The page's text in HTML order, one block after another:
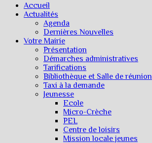
Accueil
Actualités
Agenda
Dernières Nouvelles
Votre Mairie
Présentation
Démarches administratives
Tarifications
Bibliothèque et Salle de réunion
Taxi à la demande
Jeunesse
Ecole
Micro-Crèche
PEL
Centre de loisirs
Mission locale jeunes